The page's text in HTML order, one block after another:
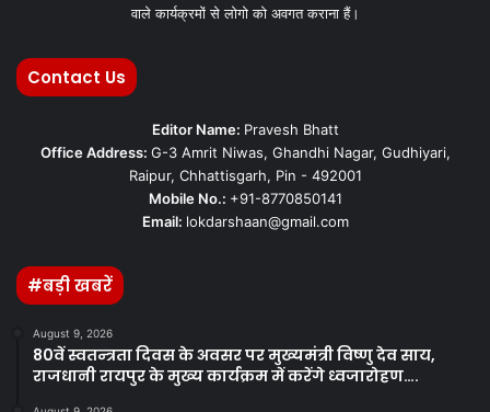
वाले कार्यक्रमों से लोगो को अवगत कराना हैं।
Contact Us
Editor Name: Pravesh Bhatt
Office Address: G-3 Amrit Niwas, Ghandhi Nagar, Gudhiyari,
Raipur, Chhattisgarh, Pin - 492001
Mobile No.: +91-8770850141
Email: lokdarshaan@gmail.com
#बड़ी खबरें
August 9, 2026
80वें स्वतन्त्रता दिवस के अवसर पर मुख्यमंत्री विष्णु देव साय,
राजधानी रायपुर के मुख्य कार्यक्रम में करेंगे ध्वजारोहण….